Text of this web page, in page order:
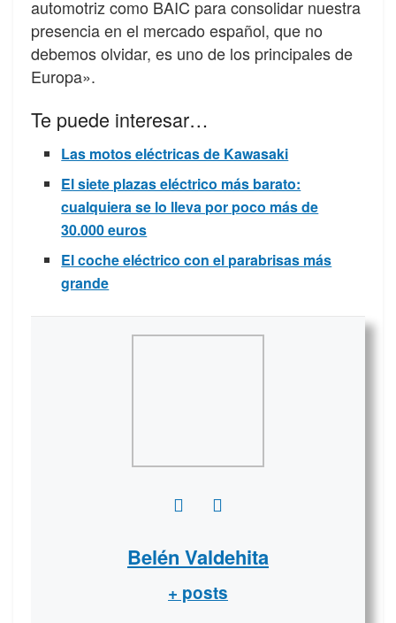
automotriz como BAIC para consolidar nuestra
presencia en el mercado español, que no
debemos olvidar, es uno de los principales de
Europa».
Te puede interesar…
Las motos eléctricas de Kawasaki
El siete plazas eléctrico más barato:
cualquiera se lo lleva por poco más de
30.000 euros
El coche eléctrico con el parabrisas más
grande
Belén Valdehita
+ posts